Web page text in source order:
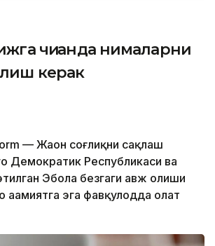
чиққанда нималарни
керак
— Жаҳон соғлиқни сақлаш
Демократик Республикаси ва
Эбола безгаги авж олиши
аҳамиятга эга фавқулодда ҳолат